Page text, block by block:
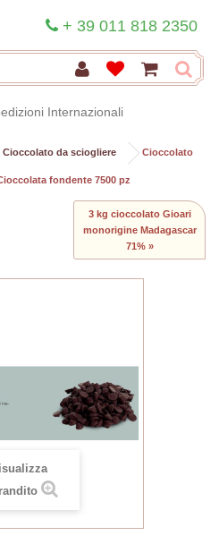
+ 39 011 818 2350
Internazionali
>Cioccolato da sciogliere > Cioccolato
fondente 7500 pz
3 kg cioccolato Gioari
monorigine Madagascar
71% »